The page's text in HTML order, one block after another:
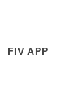
FIV APP